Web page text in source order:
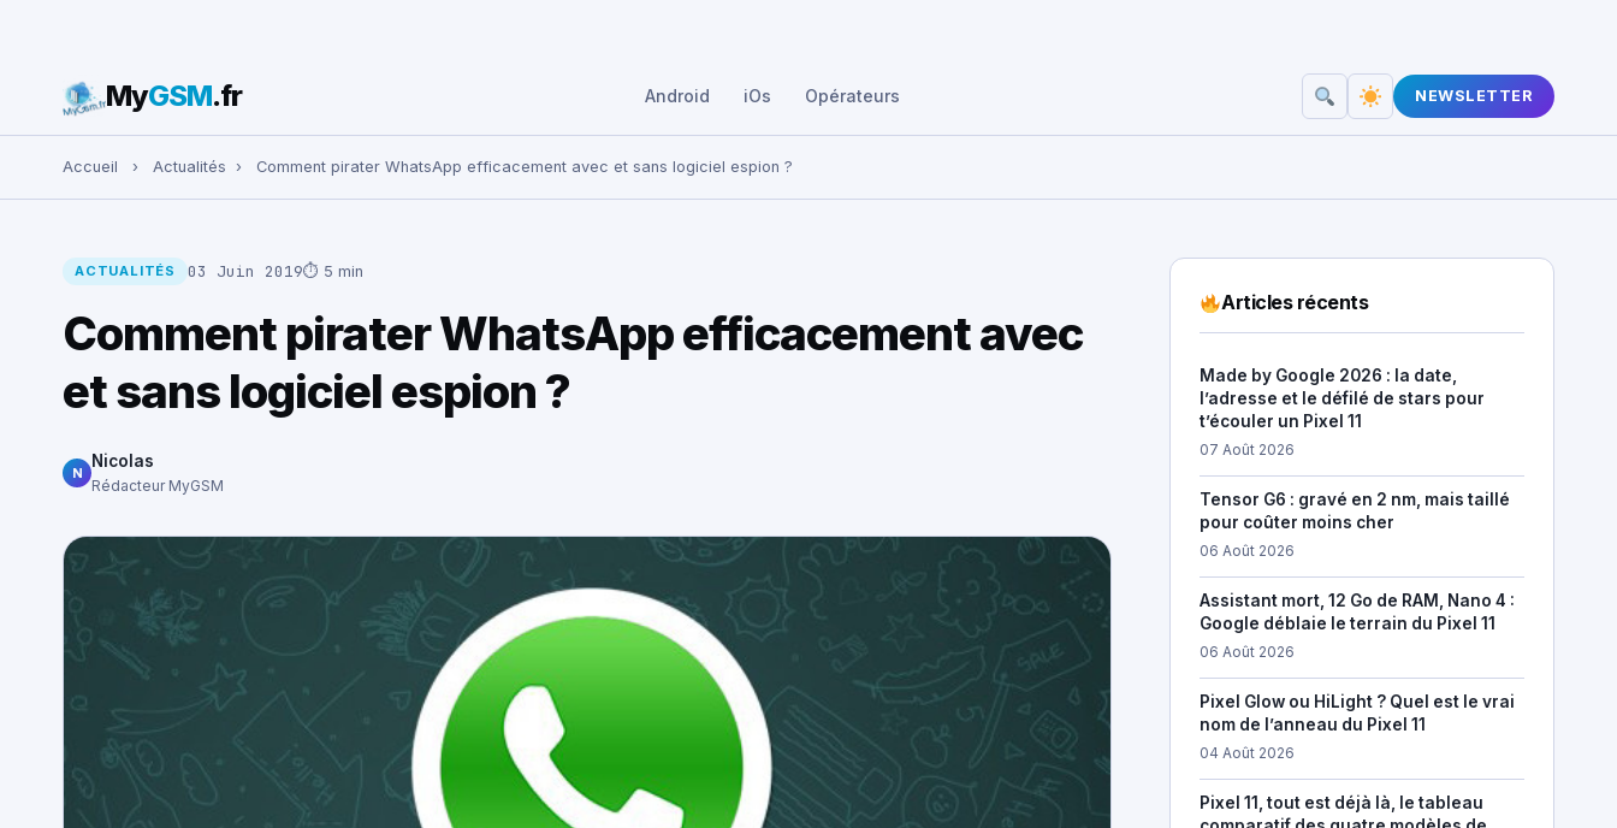
Rechercher :
MyGSM.fr Android iOs Opérateurs NEWSLETTER
Accueil › Actualités › Comment pirater WhatsApp efficacement avec et sans logiciel espion ?
ACTUALITÉS 03 Juin 2019⏱ 5 min
Comment pirater WhatsApp efficacement avec
et sans logiciel espion ?
N
Nicolas
Rédacteur MyGSM
Articles récents
Made by Google 2026 : la date,
l’adresse et le défilé de stars pour
t’écouler un Pixel 11
07 Août 2026
Tensor G6 : gravé en 2 nm, mais taillé
pour coûter moins cher
06 Août 2026
Assistant mort, 12 Go de RAM, Nano 4 :
Google déblaie le terrain du Pixel 11
06 Août 2026
Pixel Glow ou HiLight ? Quel est le vrai
nom de l’anneau du Pixel 11
04 Août 2026
Pixel 11, tout est déjà là, le tableau